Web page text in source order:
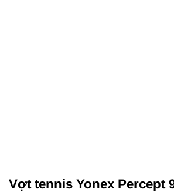
Vợt tennis Yonex Percept